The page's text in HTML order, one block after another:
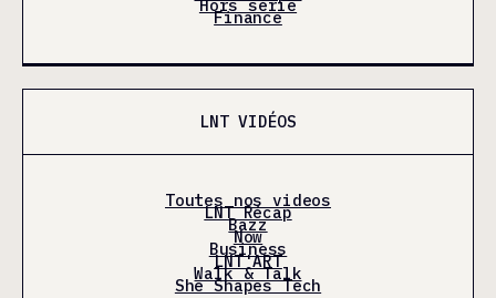
Hors série
Finance
LNT VIDÉOS
Toutes nos videos
LNT Récap
Bazz
Now
Business
LNT'ART
Walk & Talk
She Shapes Tech